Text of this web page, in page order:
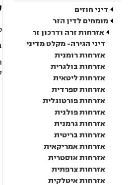
דיני חוזים
מומחים לדין הזר
אזרחות זרה ודרכון זר
דיני הגירה- מקלט מדיני
אזרחות רומנית
אזרחות בולגרית
אזרחות ליטאית
אזרחות ספרדית
אזרחות פורטוגלית
אזרחות פולנית
אזרחות גרמנית
אזרחות בריטית
אזרחות אמריקאית
אזרחות אוסטרית
אזרחות צרפתית
אזרחות איטלקית